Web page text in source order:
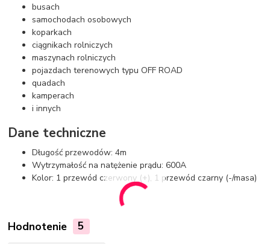
busach
samochodach osobowych
koparkach
ciągnikach rolniczych
maszynach rolniczych
pojazdach terenowych typu OFF ROAD
quadach
kamperach
i innych
Dane techniczne
Długość przewodów: 4m
Wytrzymałość na natężenie prądu: 600A
Kolor: 1 przewód czerwony (+), 1 przewód czarny (-/masa)
Hodnotenie 5